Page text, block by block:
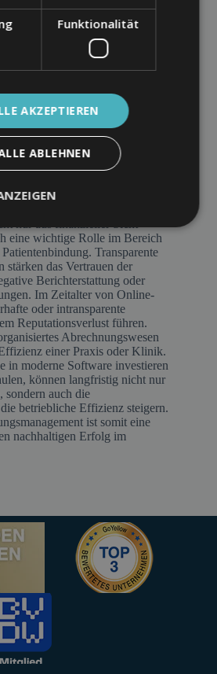
Compliance-Richtlinien und
Fehler und
zu erkennen und zu
Verarbeitung sensibler
sicherstellen, dass sie
entsprechen und
implementieren.
für
ist für
nur aus finanzieller Sicht
eine wichtige Rolle im Bereich
Transparente
das Vertrauen der
Berichterstattung oder
Im Zeitalter von Online-
oder intransparente
Reputationsverlust führen.
Abrechnungswesen
einer Praxis oder Klinik.
in moderne Software investieren
können langfristig nicht nur
sondern auch die
betriebliche Effizienz steigern.
ist somit eine
nachhaltigen Erfolg im
Funktionalität
AKZEPTIEREN
ABLEHNEN